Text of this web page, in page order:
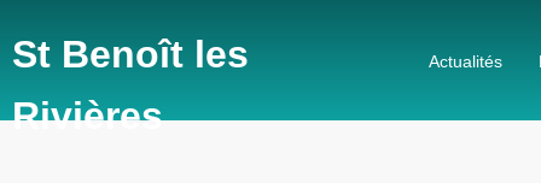
St Benoît les
Rivières
Actualités